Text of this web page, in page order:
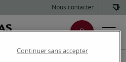
Nous contacter
Continuer sans accepter